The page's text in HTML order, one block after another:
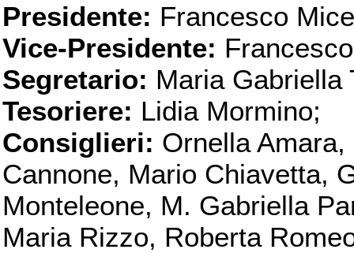
Presidente: Francesco
Vice-Presidente:
Segretario: Maria Gabriella
Tesoriere: Lidia Mormino;
Consiglieri: Ornella
Cannone, Mario Chiavetta,
Monteleone, M. Gabriella
Maria Rizzo, Roberta